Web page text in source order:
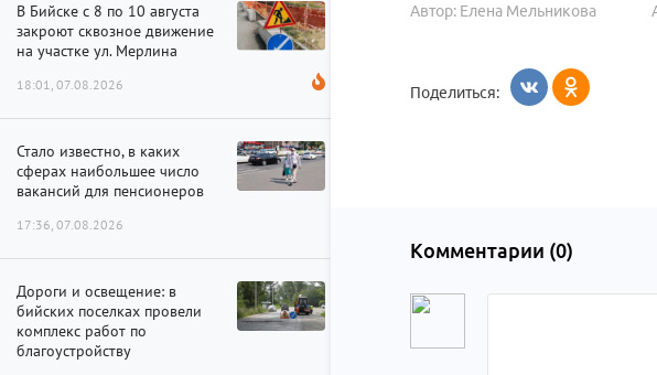
В Бийске с 8 по 10 августа
закроют сквозное движение
на участке ул. Мерлина
18:01, 07.08.2026
Стало известно, в каких
сферах наибольшее число
вакансий для пенсионеров
17:36, 07.08.2026
Дороги и освещение: в
бийских поселках провели
комплекс работ по
благоустройству
Автор: Елена Мельникова
Поделиться:
Комментарии (0)